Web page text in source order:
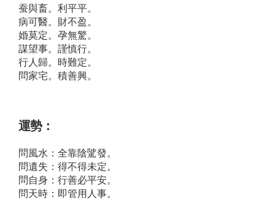
蚕與畜。利平平。
病可醫。財不盈。
婚莫定。孕無驚。
謀望事。謹慎行。
行人歸。時難定。
問家宅。積善興。
運勢：
問風水：全靠陰騭發。
問遺失：得不得未定。
問自身：行善必平安。
問天時：即管用人事。